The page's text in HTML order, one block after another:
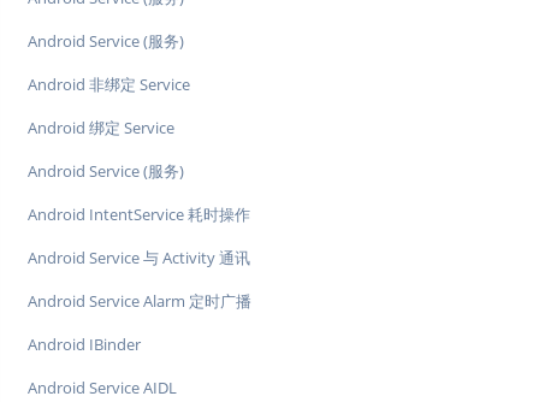
Android Service (服务)
Android 非绑定 Service
Android 绑定 Service
Android Service (服务)
Android IntentService 耗时操作
Android Service 与 Activity 通讯
Android Service Alarm 定时广播
Android IBinder
Android Service AIDL